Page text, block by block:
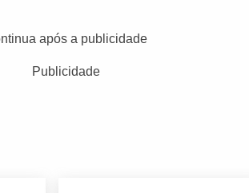
após a publicidade
Publicidade